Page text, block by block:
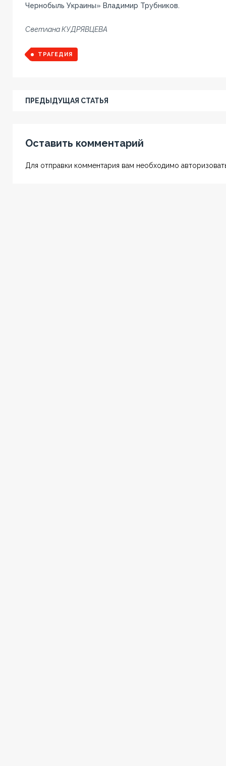
Чернобыль Украины» Владимир Трубников.
Светлана КУДРЯВЦЕВА
ТРАГЕДИЯ
ПРЕДЫДУЩАЯ СТАТЬЯ
Оставить комментарий
Для отправки комментария вам необходимо